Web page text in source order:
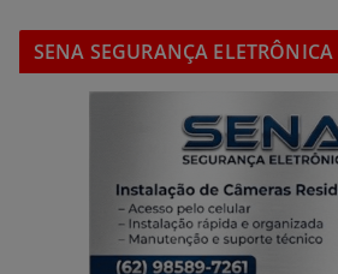
SENA SEGURANÇA ELETRÔNICA